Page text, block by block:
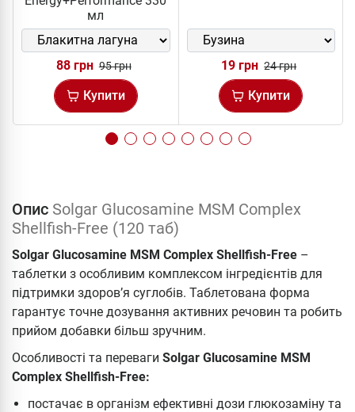
мл
88 грн 95 грн
Купити
19 грн 24 грн
Купити
Опис Solgar Glucosamine MSM Complex
Shellfish-Free (120 таб)
Solgar Glucosamine MSM Complex Shellfish-Free –
таблетки з особливим комплексом інгредієнтів для
підтримки здоров’я суглобів. Таблетована форма
гарантує точне дозування активних речовин та робить
прийом добавки більш зручним.
Особливості та переваги Solgar Glucosamine MSM
Complex Shellfish-Free:
постачає в організм ефективні дози глюкозаміну та